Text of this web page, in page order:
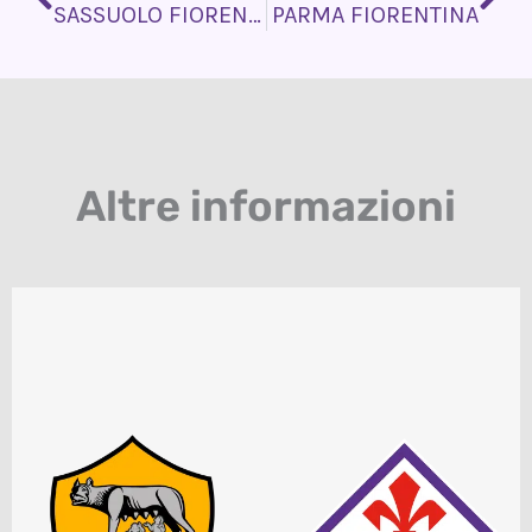
SASSUOLO FIORENTINA PARMA FIORENTINA
Altre informazioni